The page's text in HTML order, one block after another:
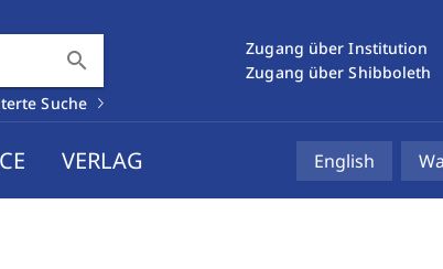
search
Suche
Zugang über Institution
Zugang über Shibboleth
VERLAG English